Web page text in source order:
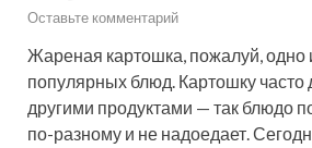
Оставьте комментарий
Жареная картошка, пожалуй, одно
популярных блюд. Картошку часто
другими продуктами — так блюдо
по-разному и не надоедает.